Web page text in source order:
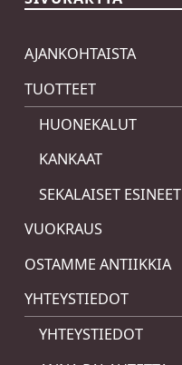
AJANKOHTAISTA
TUOTTEET
HUONEKALUT
KANKAAT
SEKALAISET ESINEET
VUOKRAUS
OSTAMME ANTIIKKIA
YHTEYSTIEDOT
YHTEYSTIEDOT